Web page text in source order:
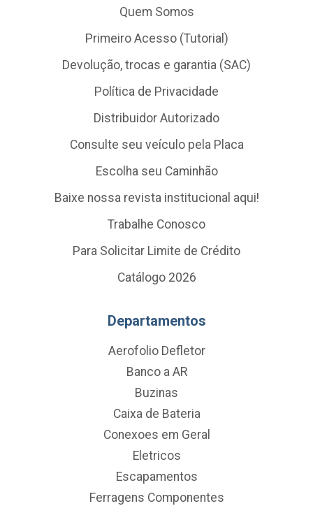
Quem Somos
Primeiro Acesso (Tutorial)
Devolução, trocas e garantia (SAC)
Política de Privacidade
Distribuidor Autorizado
Consulte seu veículo pela Placa
Escolha seu Caminhão
Baixe nossa revista institucional aqui!
Trabalhe Conosco
Para Solicitar Limite de Crédito
Catálogo 2026
Departamentos
Aerofolio Defletor
Banco a AR
Buzinas
Caixa de Bateria
Conexoes em Geral
Eletricos
Escapamentos
Ferragens Componentes